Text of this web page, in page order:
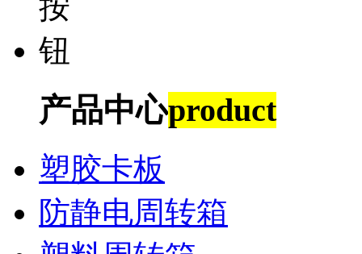
产品中心product
塑胶卡板
防静电周转箱